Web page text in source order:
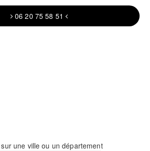
06 20 75 58 51
une ville ou un département